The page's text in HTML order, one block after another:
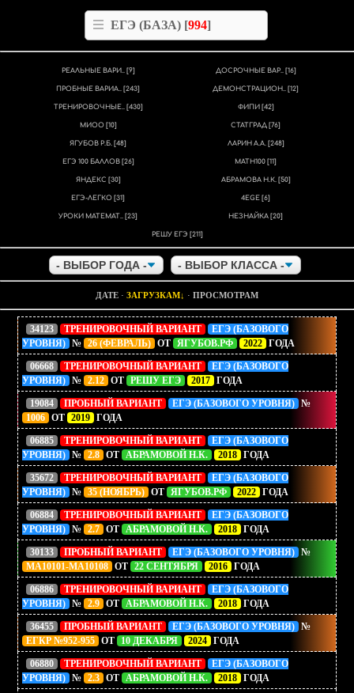
ЕГЭ (БАЗА) [994]
РЕАЛЬНЫЕ ВАРИ.. [9] ДОСРОЧНЫЕ ВАР.. [16]
ПРОБНЫЕ ВАРИА.. [243] ДЕМОНСТРАЦИОН.. [12]
ТРЕНИРОВОЧНЫЕ.. [430] ФИПИ [42]
МИОО [10] СТАТГРАД [76]
ЯГУБОВ Р.Б. [48] ЛАРИН А.А. [248]
ЕГЭ 100 БАЛЛОВ [26] MATH100 [11]
ЯНДЕКС [30] АБРАМОВА Н.К. [50]
ЕГЭ-ЛЕГКО [31] 4EGE [6]
УРОКИ МАТЕМАТ.. [23] НЕЗНАЙКА [20]
РЕШУ ЕГЭ [211]
ДАТЕ · ЗАГРУЗКАМ · ПРОСМОТРАМ
34123 ТРЕНИРОВОЧНЫЙ ВАРИАНТ
ЕГЭ (БАЗОВОГО
УРОВНЯ) № 26 (ФЕВРАЛЬ) ОТ ЯГУБОВ.РФ 2022 ГОДА
06668 ТРЕНИРОВОЧНЫЙ ВАРИАНТ
ЕГЭ (БАЗОВОГО
УРОВНЯ) № 2.12 ОТ РЕШУ ЕГЭ 2017 ГОДА
19084 ПРОБНЫЙ ВАРИАНТ ЕГЭ (БАЗОВОГО УРОВНЯ) №
1006 ОТ 2019 ГОДА
06885 ТРЕНИРОВОЧНЫЙ ВАРИАНТ
ЕГЭ (БАЗОВОГО
УРОВНЯ) № 2.8 ОТ АБРАМОВОЙ Н.К. 2018 ГОДА
35672 ТРЕНИРОВОЧНЫЙ ВАРИАНТ
ЕГЭ (БАЗОВОГО
УРОВНЯ) № 35 (НОЯБРЬ) ОТ ЯГУБОВ.РФ 2022 ГОДА
06884 ТРЕНИРОВОЧНЫЙ ВАРИАНТ
ЕГЭ (БАЗОВОГО
УРОВНЯ) № 2.7 ОТ АБРАМОВОЙ Н.К. 2018 ГОДА
30133 ПРОБНЫЙ ВАРИАНТ ЕГЭ (БАЗОВОГО УРОВНЯ) №
МА10101-МА10108 ОТ 22 СЕНТЯБРЯ 2016 ГОДА
06886 ТРЕНИРОВОЧНЫЙ ВАРИАНТ
ЕГЭ (БАЗОВОГО
УРОВНЯ) № 2.9 ОТ АБРАМОВОЙ Н.К. 2018 ГОДА
36455 ПРОБНЫЙ ВАРИАНТ ЕГЭ (БАЗОВОГО УРОВНЯ) №
ЕГКР №952-955 ОТ 10 ДЕКАБРЯ 2024 ГОДА
06880 ТРЕНИРОВОЧНЫЙ ВАРИАНТ
ЕГЭ (БАЗОВОГО
УРОВНЯ) № 2.3 ОТ АБРАМОВОЙ Н.К. 2018 ГОДА